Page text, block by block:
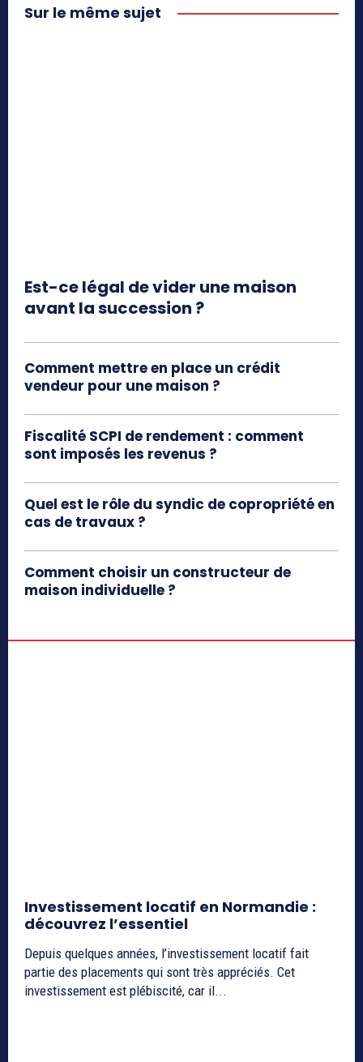
Sur le même sujet
Est-ce légal de vider une maison
avant la succession ?
Comment mettre en place un crédit
vendeur pour une maison ?
Fiscalité SCPI de rendement​ : comment
sont imposés les revenus ?
Quel est le rôle du syndic de copropriété en
cas de travaux ?
Comment choisir un constructeur de
maison individuelle ?
Investissement locatif en Normandie :
découvrez l’essentiel
Depuis quelques années, l’investissement locatif fait
partie des placements qui sont très appréciés. Cet
investissement est plébiscité, car il...